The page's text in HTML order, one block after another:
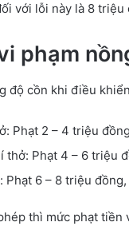
với lỗi này là 8 triệu
phạm
độ cồn khi điều
Phạt 2 – 4 triệu
Phạt 4 – 6 triệu
6 – 8 triệu
thì mức phạt